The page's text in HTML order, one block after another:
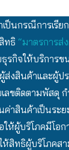
ป็นกรณีการเรีย
ทธิ “มาตรการส่
รกิจให้บริการข
ส่งสินค้าและผู้ป
ลขติดตามพัสดุ
าสินค้าเป็นระ
ห้ผู้บริโภคมีโอก
สิทธิผู้บริโภคสา